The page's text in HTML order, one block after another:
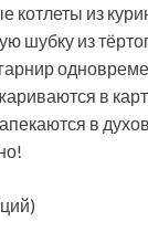
котлеты из
шубку из
в
в